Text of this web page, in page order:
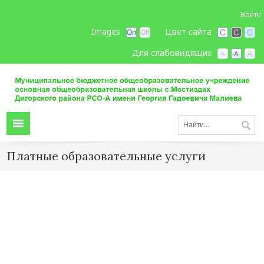
Войти
Цвет сайта
Images
Для слабовидящих
Платные образовательные услуги